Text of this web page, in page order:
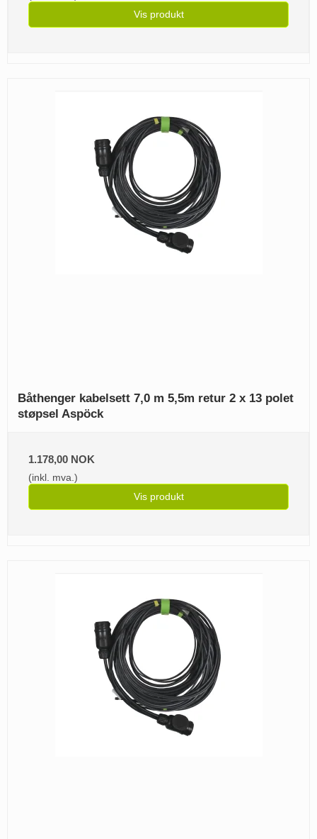
Vis produkt
Båthenger kabelsett 7,0 m 5,5m retur 2 x 13 polet
støpsel Aspöck
1.178,00 NOK
(inkl. mva.)
Vis produkt